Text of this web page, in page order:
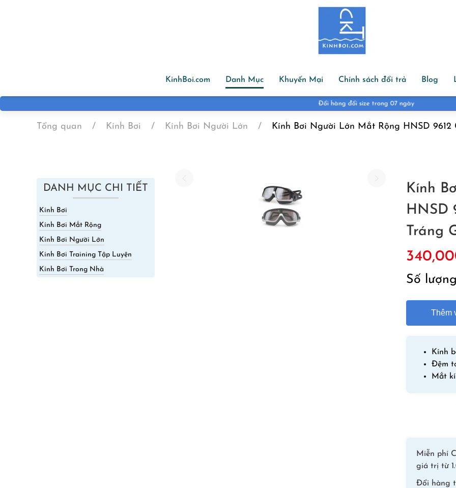
KinhBoi.com Danh Mục Khuyến Mại Chính sách đổi trả Blog
Đổi hàng đổi size trong 07 ngày
Tổng quan Kính Bơi Kính Bơi Người Lớn Kính Bơi Người Lớn Mắt Rộng HNSD
DANH MỤC CHI TIẾT
Kính Bơi
Kính Bơi Mắt Rộng
Kính Bơi Người Lớn
Kính Bơi Training Tập Luyện
Kính Bơi Trong Nhà
Kính
HNSD
Tráng
Số lượng
Thêm
Kính
Đệm
Mắt
Miễn phí
giá trị từ
Đổi hàng